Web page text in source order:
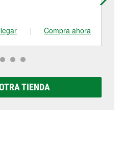
más información.
| Compra ahora
TIENDA